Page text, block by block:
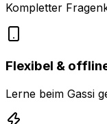
Kompletter
Flexibel &
Lerne beim Gassi